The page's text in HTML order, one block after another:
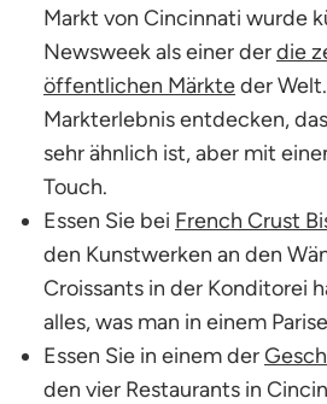
Markt von Cincinnati wurde
Newsweek als einer derdie
öffentlichen Märkteder
Markterlebnis entdecken,
sehr ähnlich ist, aber mit
Touch.
Essen Sie bei French Crust
den Kunstwerken an den
Croissants in der Konditorei
alles, was man in einem
Essen Sie in einem der
den vier Restaurants in